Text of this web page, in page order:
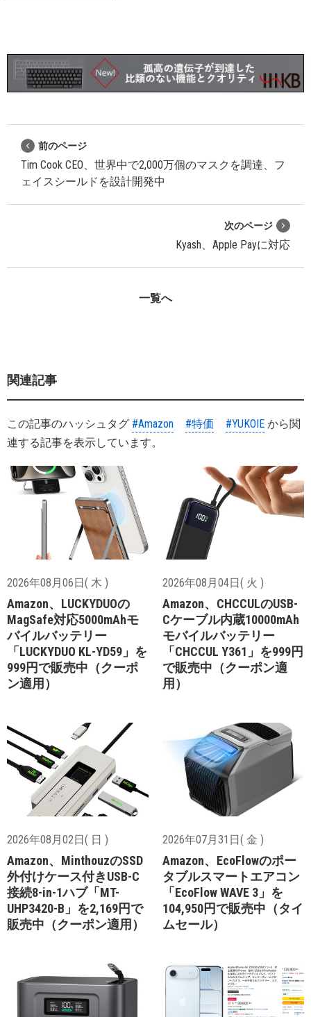
前のページ
Tim Cook CEO、世界中で2,000万個のマスクを調達、フ
ェイスシールドを設計開発中
次のページ
Kyash、Apple Payに対応
一覧へ
関連記事
この記事のハッシュタグ #Amazon #特価 #YUKOIE から関
連する記事を表示しています。
2026年08月06日( 木 )
Amazon、LUCKYDUOの
MagSafe対応5000mAhモ
バイルバッテリー
「LUCKYDUO KL-YD59」を
999円で販売中（クーポ
ン適用）
2026年08月04日( 火 )
Amazon、CHCCULのUSB-
Cケーブル内蔵10000mAh
モバイルバッテリー
「CHCCUL Y361」を999円
で販売中（クーポン適
用）
2026年08月02日( 日 )
Amazon、MinthouzのSSD
外付けケース付きUSB-C
接続8-in-1ハブ「MT-
UHP3420-B」を2,169円で
販売中（クーポン適用）
2026年07月31日( 金 )
Amazon、EcoFlowのポー
タブルスマートエアコン
「EcoFlow WAVE 3」を
104,950円で販売中（タイ
ムセール）